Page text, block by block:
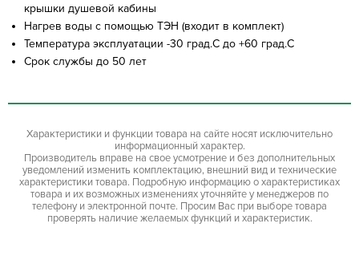
крышки душевой кабины
Нагрев воды с помощью ТЭН (входит в комплект)
Температура эксплуатации -30 град.С до +60 град.С
Срок службы до 50 лет
Характеристики и функции товара на сайте носят исключительно
информационный характер.
Производитель вправе на свое усмотрение и без дополнительных
уведомлений изменить комплектацию, внешний вид и технические
характеристики товара. Подробную информацию о характеристиках
товара и их возможных изменениях уточняйте у менеджеров по
телефону и электронной почте. Просим Вас при выборе товара
проверять наличие желаемых функций и характеристик.